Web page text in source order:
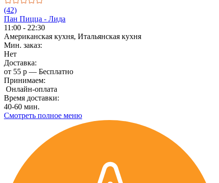
(42)
Пан Пицца - Лида
11:00 - 22:30
Американская кухня, Итальянская кухня
Мин. заказ:
Нет
Доставка:
от 55 р — Бесплатно
Принимаем:
Онлайн-оплата
Время доставки:
40-60 мин.
Смотреть полное меню